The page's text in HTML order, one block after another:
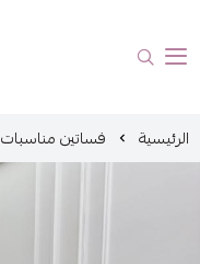
الرئيسية فساتين مناسبات